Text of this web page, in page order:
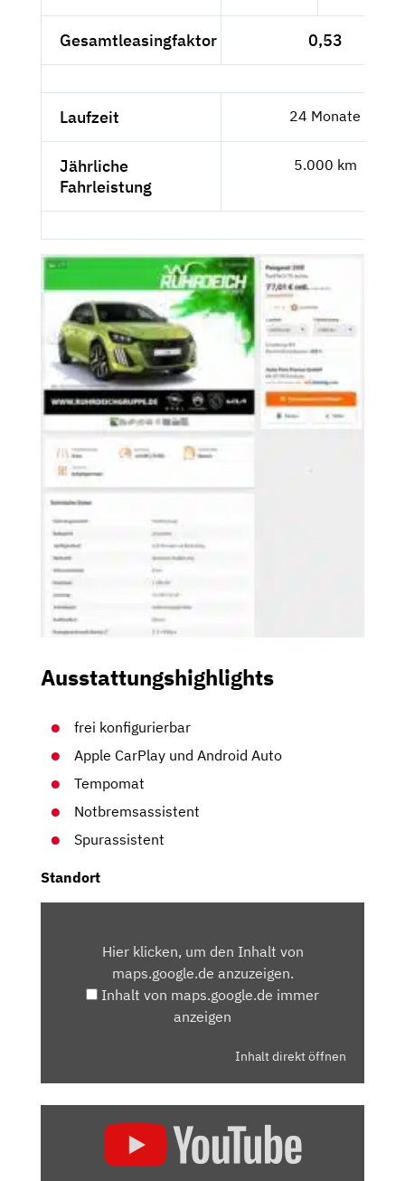
Gesamtleasingfaktor 0,53
Laufzeit 24 Monate
Jährliche
Fahrleistung
5.000 km
Ausstattungshighlights
frei konfigurierbar
Apple CarPlay und Android Auto
Tempomat
Notbremsassistent
Spurassistent
Standort
MAPS.GOOGLE.DEHier klicken, um den Inhalt von
maps.google.de anzuzeigen.
Inhalt von maps.google.de immer
anzeigen
Inhalt direkt öffnen